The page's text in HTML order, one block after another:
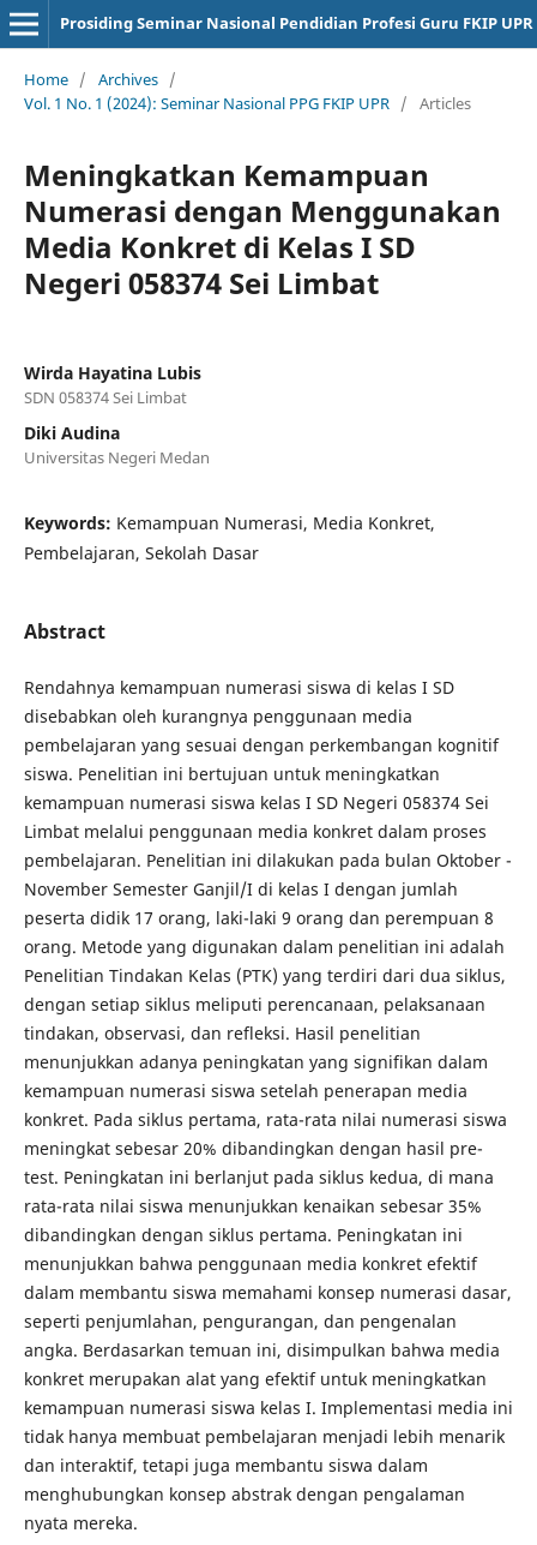
Prosiding Seminar Nasional Pendidian Profesi Guru FKIP UPR
Home / Archives /
Vol. 1 No. 1 (2024): Seminar Nasional PPG FKIP UPR / Articles
Meningkatkan Kemampuan
Numerasi dengan Menggunakan
Media Konkret di Kelas I SD
Negeri 058374 Sei Limbat
Wirda Hayatina Lubis
SDN 058374 Sei Limbat
Diki Audina
Universitas Negeri Medan
Keywords: Kemampuan Numerasi, Media Konkret,
Pembelajaran, Sekolah Dasar
Abstract
Rendahnya kemampuan numerasi siswa di kelas I SD
disebabkan oleh kurangnya penggunaan media
pembelajaran yang sesuai dengan perkembangan kognitif
siswa. Penelitian ini bertujuan untuk meningkatkan
kemampuan numerasi siswa kelas I SD Negeri 058374 Sei
Limbat melalui penggunaan media konkret dalam proses
pembelajaran. Penelitian ini dilakukan pada bulan Oktober -
November Semester Ganjil/I di kelas I dengan jumlah
peserta didik 17 orang, laki-laki 9 orang dan perempuan 8
orang. Metode yang digunakan dalam penelitian ini adalah
Penelitian Tindakan Kelas (PTK) yang terdiri dari dua siklus,
dengan setiap siklus meliputi perencanaan, pelaksanaan
tindakan, observasi, dan refleksi. Hasil penelitian
menunjukkan adanya peningkatan yang signifikan dalam
kemampuan numerasi siswa setelah penerapan media
konkret. Pada siklus pertama, rata-rata nilai numerasi siswa
meningkat sebesar 20% dibandingkan dengan hasil pre-
test. Peningkatan ini berlanjut pada siklus kedua, di mana
rata-rata nilai siswa menunjukkan kenaikan sebesar 35%
dibandingkan dengan siklus pertama. Peningkatan ini
menunjukkan bahwa penggunaan media konkret efektif
dalam membantu siswa memahami konsep numerasi dasar,
seperti penjumlahan, pengurangan, dan pengenalan
angka. Berdasarkan temuan ini, disimpulkan bahwa media
konkret merupakan alat yang efektif untuk meningkatkan
kemampuan numerasi siswa kelas I. Implementasi media ini
tidak hanya membuat pembelajaran menjadi lebih menarik
dan interaktif, tetapi juga membantu siswa dalam
menghubungkan konsep abstrak dengan pengalaman
nyata mereka.